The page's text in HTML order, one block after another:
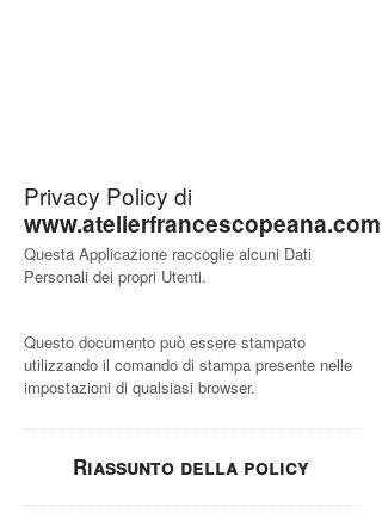
Privacy Policy di
www.atelierfrancescopeana.com
Questa Applicazione raccoglie alcuni Dati
Personali dei propri Utenti.
Questo documento può essere stampato
utilizzando il comando di stampa presente nelle
impostazioni di qualsiasi browser.
Riassunto della policy